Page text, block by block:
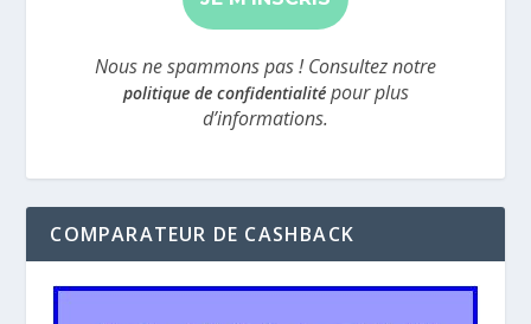
Nous ne spammons pas ! Consultez notre
politique de confidentialitépour plus
d’informations.
COMPARATEUR DE CASHBACK